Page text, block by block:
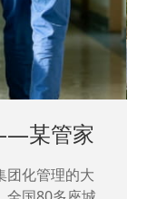
光化学
。属于国家